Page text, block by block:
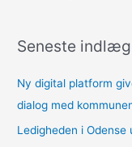
Seneste indlæg
Ny digital platform
dialog med
Ledigheden i